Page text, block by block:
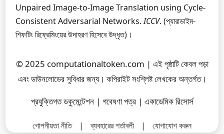
Unpaired Image-to-Image Translation using Cycle-
Consistent Adversarial Networks.ICCV. (প্যারাডাইম-
শিফটিং রিফ্রেমিংয়ের উদাহরণ হিসেবে উদ্ধৃত)।
© 2025 computationaltoken.com | এই পৃষ্ঠাটি কেবল পড়া
এবং ডাউনলোডের সুবিধার জন্য। কপিরাইট সংশ্লিষ্ট লেখকের অন্তর্গত।
প্রযুক্তিগত ডকুমেন্টেশন | গবেষণা পত্র | একাডেমিক রিসোর্স
গোপনীয়তা নীতি | ব্যবহারের শর্তাবলী | যোগাযোগ করুন